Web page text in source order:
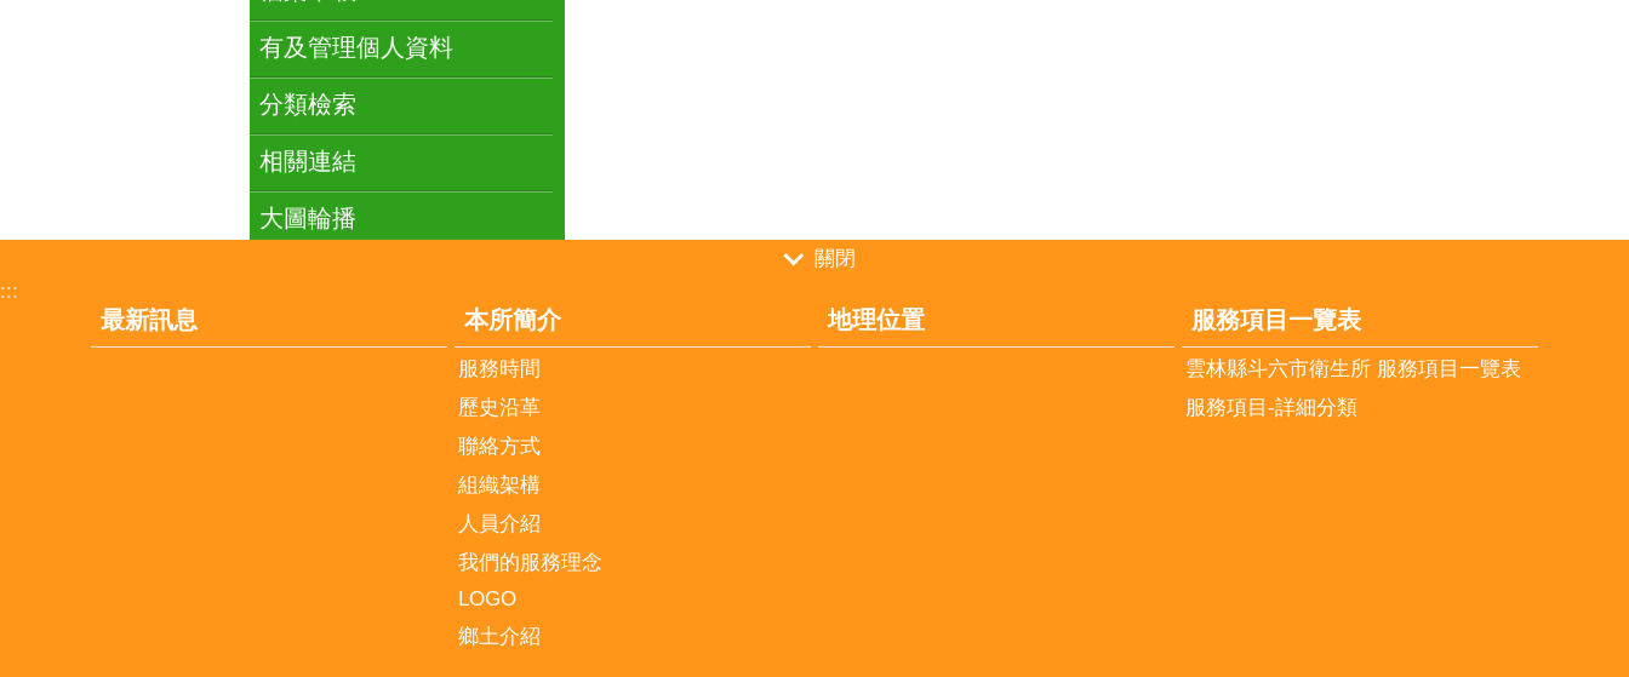
有及管理個人資料
分類檢索
相關連結
大圖輪播
關閉
:::
最新訊息 本所簡介
服務時間
歷史沿革
聯絡方式
組織架構
人員介紹
我們的服務理念
LOGO
鄉土介紹
地理位置 服務項目一覽表
雲林縣斗六市衛生所 服務項目一覽表
服務項目-詳細分類